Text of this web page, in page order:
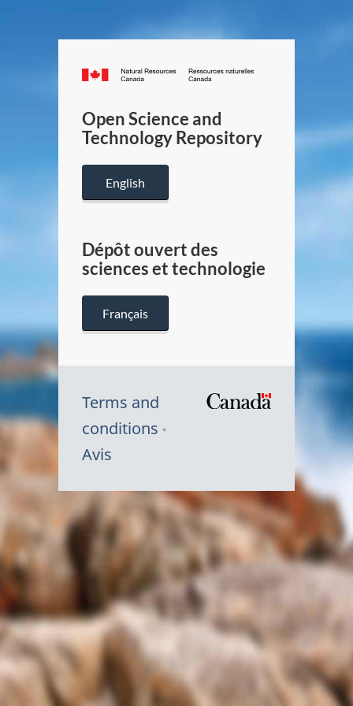
Canada.ca
/
Canada
Open Science and
Technology Repository
English
Dépôt ouvert des
sciences et technologie
Français
Terms and
conditions
Avis
Symbole
du
Canada